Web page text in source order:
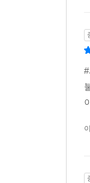
자
아